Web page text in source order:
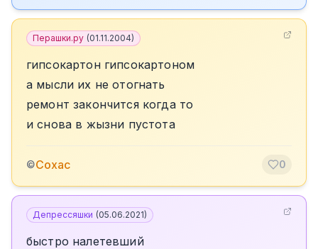
Перашки.ру (01.11.2004)
гипсокартон гипсокартоном
а мысли их не отогнать
ремонт закончится когда то
и снова в жызни пустота
©Сохас 0
Депрессяшки (05.06.2021)
быстро налетевший